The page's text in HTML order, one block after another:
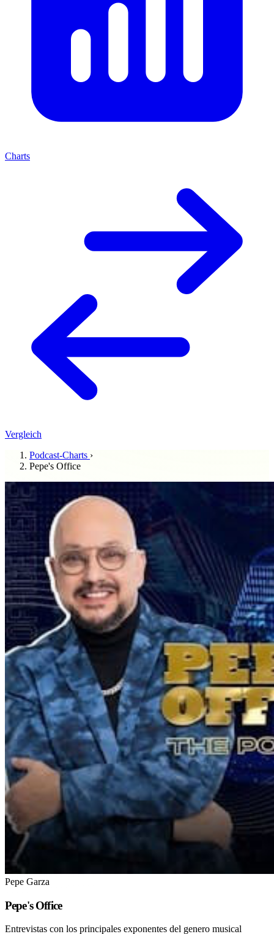
Charts
Vergleich
Podcast-Charts ›
Pepe's Office
Pepe Garza
Pepe's Office
Entrevistas con los principales exponentes del genero musical